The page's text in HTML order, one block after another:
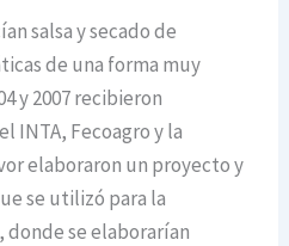
salsa y secado de
de una forma muy
y 2007 recibieron
INTA, Fecoagro y la
elaboraron un proyecto y
se utilizó para la
se elaborarían